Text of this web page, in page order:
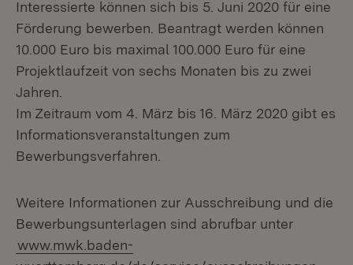
Interessierte können sich bis 5. Juni 2020 für eine
Förderung bewerben. Beantragt werden können
10.000 Euro bis maximal 100.000 Euro für eine
Projektlaufzeit von sechs Monaten bis zu zwei
Jahren.
Im Zeitraum vom 4. März bis 16. März 2020 gibt es
Informationsveranstaltungen zum
Bewerbungsverfahren.
Weitere Informationen zur Ausschreibung und die
Bewerbungsunterlagen sind abrufbar unter
www.mwk.baden-